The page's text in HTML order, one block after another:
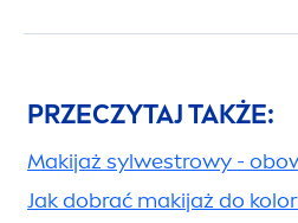
PRZECZYTAJ TAKŻE:
Makijaż sylwestrowy -
Jak dobrać makijaż do